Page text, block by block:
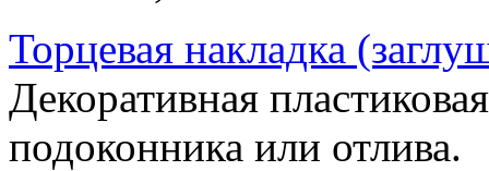
Торцевая накладка
Декоративная
подоконника или отлива.